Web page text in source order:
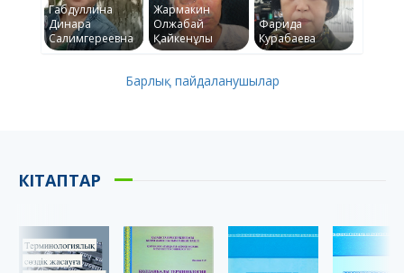
Габдуллина
Динара
Салимгереевна
Жармакин
Олжабай
Қайкенұлы
Фарида
Курабаева
Барлық пайдаланушылар
КІТАПТАР